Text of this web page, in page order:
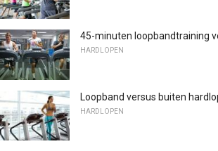
45-minuten loopbandtraining
HARDLOPEN
Loopband versus buiten
HARDLOPEN